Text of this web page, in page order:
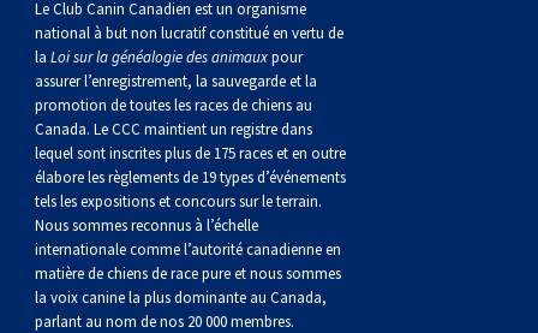
Le Club Canin Canadien est un organisme
national à but non lucratif constitué en vertu de
la Loi sur la généalogie des animauxpour
assurer l’enregistrement, la sauvegarde et la
promotion de toutes les races de chiens au
Canada. Le CCC maintient un registre dans
lequel sont inscrites plus de 175 races et en outre
élabore les règlements de 19 types d’événements
tels les expositions et concours sur le terrain.
Nous sommes reconnus à l’échelle
internationale comme l’autorité canadienne en
matière de chiens de race pure et nous sommes
la voix canine la plus dominante au Canada,
parlant au nom de nos 20 000 membres.